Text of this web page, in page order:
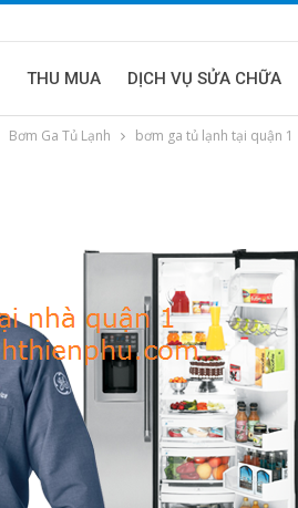
THU MUA DỊCH VỤ SỬA CHỮA
Bơm Ga Tủ Lạnh bơm ga tủ lạnh tại quận 1